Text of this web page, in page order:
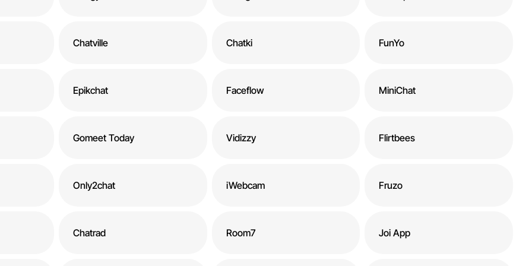
Chatville Chatki FunYo
Epikchat Faceflow MiniChat
Gomeet Today Vidizzy Flirtbees
Only2chat iWebcam Fruzo
Chatrad Room7 Joi App